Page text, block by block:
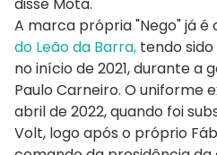
A marca própria "Nego" já é
do Leão da Barra, tendo
no início de 2021, durante a
Paulo Carneiro. O uniforme
abril de 2022, quando foi
Volt, logo após o próprio